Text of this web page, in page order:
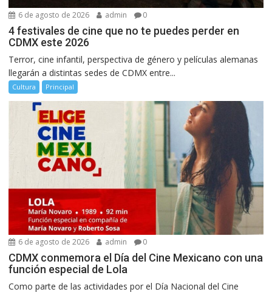
6 de agosto de 2026 admin 0
4 festivales de cine que no te puedes perder en
CDMX este 2026
Terror, cine infantil, perspectiva de género y películas alemanas
llegarán a distintas sedes de CDMX entre...
Cultura Principal
6 de agosto de 2026 admin 0
CDMX conmemora el Día del Cine Mexicano con una
función especial de Lola
Como parte de las actividades por el Día Nacional del Cine